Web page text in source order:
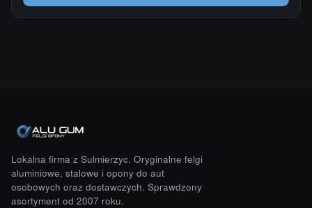
Lokalna firma z Sulmierzyc. Oryginalne felgi
aluminiowe, stalowe i opony do aut
osobowych oraz dostawczych. Sprawdzony
asortyment od 2007 roku.